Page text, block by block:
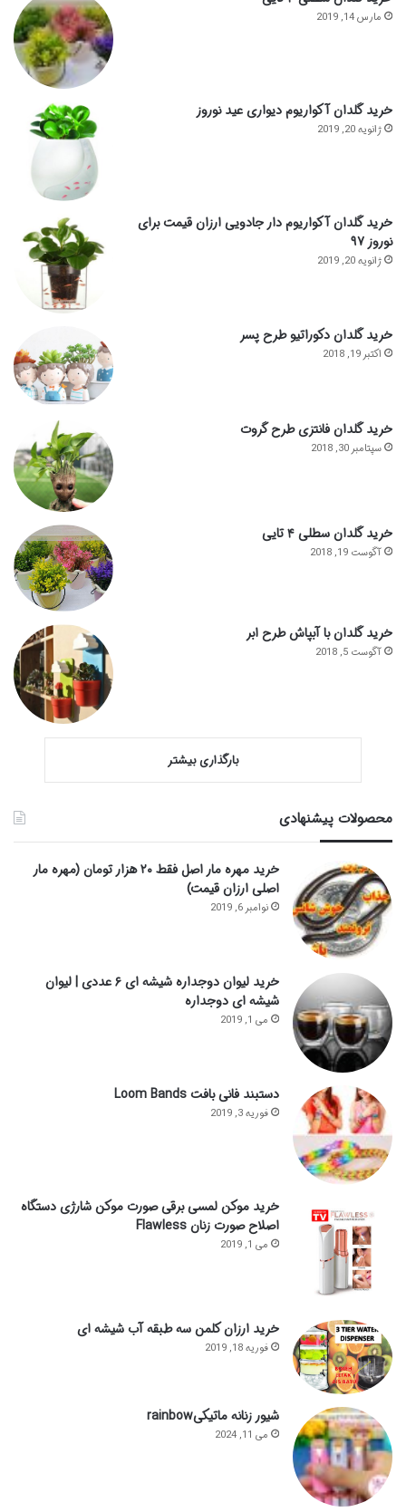
مارس 14, 2019
خرید گلدان آکواریوم دیواری عید نوروز
ژانویه 20, 2019
خرید گلدان آکواریوم دار جادویی ارزان قیمت برای
نوروز ۹۷
ژانویه 20, 2019
خرید گلدان دکوراتیو طرح پسر
اکتبر 19, 2018
خرید گلدان فانتزی طرح گروت
سپتامبر 30, 2018
خرید گلدان سطلی ۴ تایی
آگوست 19, 2018
خرید گلدان با آبپاش طرح ابر
آگوست 5, 2018
بارگذاری بیشتر
محصولات پیشنهادی
خرید مهره مار اصل فقط ۲۰ هزار تومان (مهره مار
اصلی ارزان قیمت)
نوامبر 6, 2019
خرید لیوان دوجداره شیشه ای ۶ عددی | لیوان
شیشه ای دوجداره
می 1, 2019
دستبند فانی بافت Loom Bands
فوریه 3, 2019
خرید موکن لمسی برقی صورت موکن شارژی دستگاه
اصلاح صورت زنان Flawless
می 1, 2019
خرید ارزان کلمن سه طبقه آب شیشه ای
فوریه 18, 2019
شیور زنانه ماتیکیrainbow
می 11, 2024